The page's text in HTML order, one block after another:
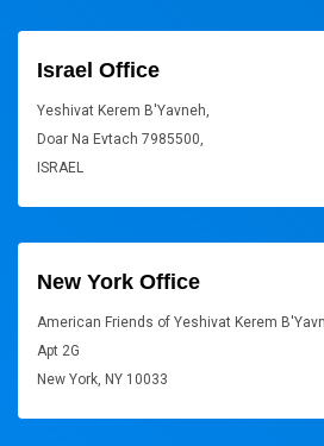
Israel Office
Yeshivat Kerem B'Yavneh,
Doar Na Evtach 7985500,
ISRAEL
New York Office
American Friends of Yeshivat Kerem
Apt 2G
New York, NY 10033